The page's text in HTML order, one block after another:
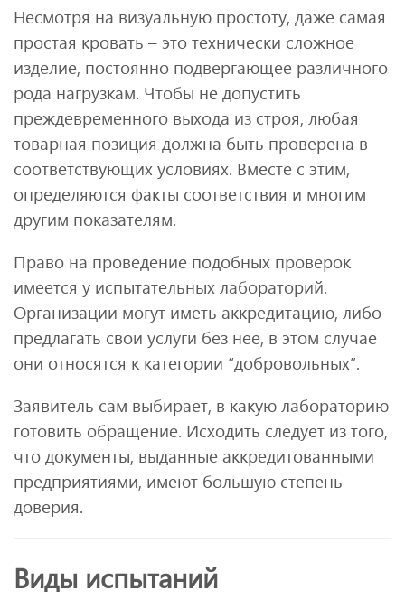
Несмотря на визуальную простоту, даже самая
простая кровать – это технически сложное
изделие, постоянно подвергающее различного
рода нагрузкам. Чтобы не допустить
преждевременного выхода из строя, любая
товарная позиция должна быть проверена в
соответствующих условиях. Вместе с этим,
определяются факты соответствия и многим
другим показателям.
Право на проведение подобных проверок
имеется у испытательных лабораторий.
Организации могут иметь аккредитацию, либо
предлагать свои услуги без нее, в этом случае
они относятся к категории “добровольных”.
Заявитель сам выбирает, в какую лабораторию
готовить обращение. Исходить следует из того,
что документы, выданные аккредитованными
предприятиями, имеют большую степень
доверия.
Виды испытаний